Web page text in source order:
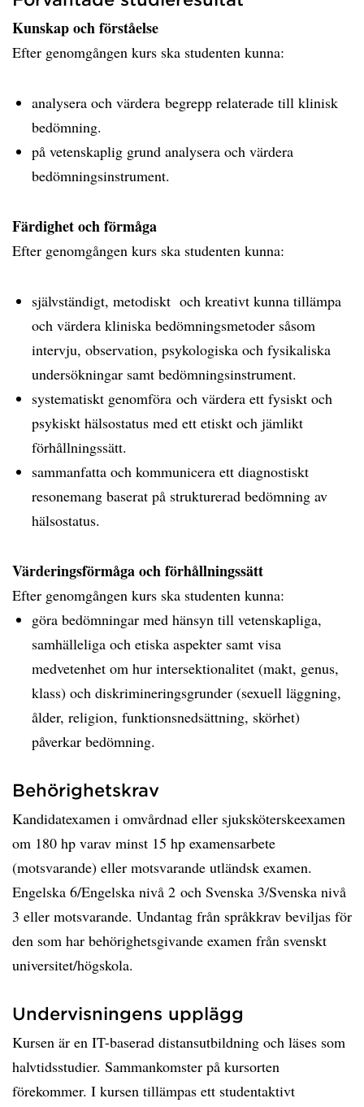
Kunskap och förståelse
Efter genomgången kurs ska studenten kunna:
analysera och värdera begrepp relaterade till klinisk
bedömning.
på vetenskaplig grund analysera och värdera
bedömningsinstrument.
Färdighet och förmåga
Efter genomgången kurs ska studenten kunna:
självständigt, metodiskt och kreativt kunna tillämpa
och värdera kliniska bedömningsmetoder såsom
intervju, observation, psykologiska och fysikaliska
undersökningar samt bedömningsinstrument.
systematiskt genomföra och värdera ett fysiskt och
psykiskt hälsostatus med ett etiskt och jämlikt
förhållningssätt.
sammanfatta och kommunicera ett diagnostiskt
resonemang baserat på strukturerad bedömning av
hälsostatus.
Värderingsförmåga och förhållningssätt
Efter genomgången kurs ska studenten kunna:
göra bedömningar med hänsyn till vetenskapliga,
samhälleliga och etiska aspekter samt visa
medvetenhet om hur intersektionalitet (makt, genus,
klass) och diskrimineringsgrunder (sexuell läggning,
ålder, religion, funktionsnedsättning, skörhet)
påverkar bedömning.
Behörighetskrav
Kandidatexamen i omvårdnad eller sjuksköterskeexamen
om 180 hp varav minst 15 hp examensarbete
(motsvarande) eller motsvarande utländsk examen.
Engelska 6/Engelska nivå 2 och Svenska 3/Svenska nivå
3 eller motsvarande. Undantag från språkkrav beviljas för
den som har behörighetsgivande examen från svenskt
universitet/högskola.
Undervisningens upplägg
Kursen är en IT-baserad distansutbildning och läses som
halvtidsstudier. Sammankomster på kursorten
förekommer. I kursen tillämpas ett studentaktivt